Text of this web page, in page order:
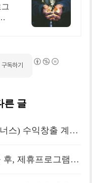
구독하기
른 글
스) 수익창출 계정
후, 제휴프로그램